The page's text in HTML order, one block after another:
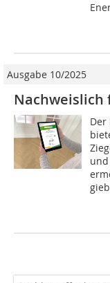
Ausgabe 10/2025
Der
und